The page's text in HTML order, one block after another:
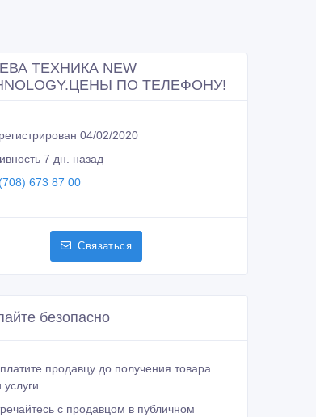
ТЕХНИКА NEW
ПО ТЕЛЕФОНУ!
04/02/2020
7 дн. назад
673 87 00
Связаться
безопасно
продавцу до получения товара
услуги
с продавцом в публичном